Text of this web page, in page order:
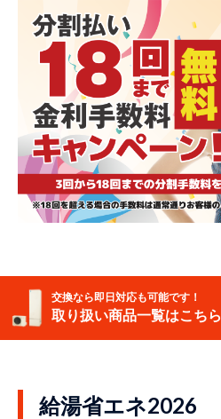
交換なら即日対応も可能です！
取り扱い商品一覧はこちら
給湯省エネ2026